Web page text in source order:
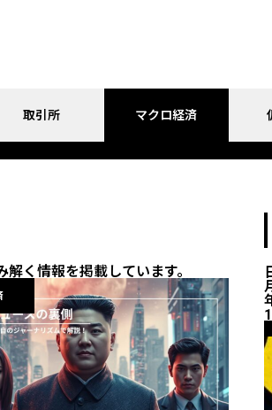
取引所 マクロ経済
く情報を掲載しています。
1